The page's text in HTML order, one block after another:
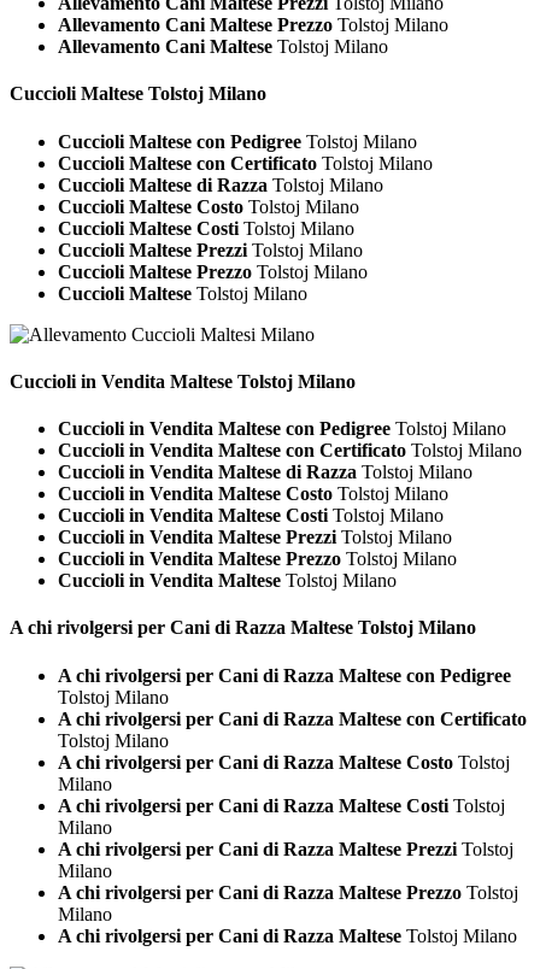
Allevamento Cani Maltese Prezzo Tolstoj Milano
Allevamento Cani Maltese Tolstoj Milano
Cuccioli Maltese Tolstoj Milano
Cuccioli Maltese con Pedigree Tolstoj Milano
Cuccioli Maltese con Certificato Tolstoj Milano
Cuccioli Maltese di Razza Tolstoj Milano
Cuccioli Maltese Costo Tolstoj Milano
Cuccioli Maltese Costi Tolstoj Milano
Cuccioli Maltese Prezzi Tolstoj Milano
Cuccioli Maltese Prezzo Tolstoj Milano
Cuccioli Maltese Tolstoj Milano
Cuccioli in Vendita Maltese Tolstoj Milano
Cuccioli in Vendita Maltese con Pedigree Tolstoj Milano
Cuccioli in Vendita Maltese con Certificato Tolstoj Milano
Cuccioli in Vendita Maltese di Razza Tolstoj Milano
Cuccioli in Vendita Maltese Costo Tolstoj Milano
Cuccioli in Vendita Maltese Costi Tolstoj Milano
Cuccioli in Vendita Maltese Prezzi Tolstoj Milano
Cuccioli in Vendita Maltese Prezzo Tolstoj Milano
Cuccioli in Vendita Maltese Tolstoj Milano
A chi rivolgersi per Cani di Razza Maltese Tolstoj Milano
A chi rivolgersi per Cani di Razza Maltese con Pedigree
Tolstoj Milano
A chi rivolgersi per Cani di Razza Maltese con Certificato
Tolstoj Milano
A chi rivolgersi per Cani di Razza Maltese Costo Tolstoj
Milano
A chi rivolgersi per Cani di Razza Maltese Costi Tolstoj
Milano
A chi rivolgersi per Cani di Razza Maltese Prezzi Tolstoj
Milano
A chi rivolgersi per Cani di Razza Maltese Prezzo Tolstoj
Milano
A chi rivolgersi per Cani di Razza Maltese Tolstoj Milano